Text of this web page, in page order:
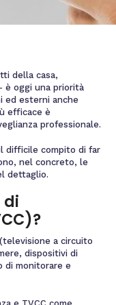
della casa,
è oggi una priorità
ed esterni anche
efficace è
professionale.
difficile compito di far
nel concreto, le
dettaglio.
di
a circuito
dispositivi di
di monitorare e